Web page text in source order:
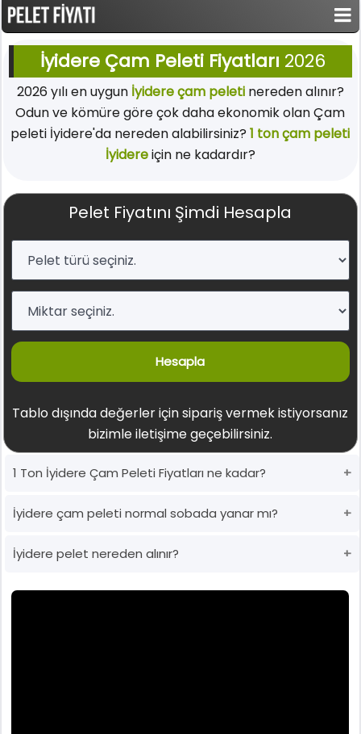
İyidere Çam Peleti Fiyatları 2026
2026 yılı en uygun İyidere çam peletinereden alınır?
Odun ve kömüre göre çok daha ekonomik olan Çam
peleti İyidere'da nereden alabilirsiniz?1 ton çam peleti
İyidereiçin ne kadardır?
Pelet Fiyatını Şimdi Hesapla
Hesapla
Tablo dışında değerler için sipariş vermek istiyorsanız
bizimle iletişime geçebilirsiniz.
1 Ton İyidere Çam Peleti Fiyatları ne kadar?
İyidere çam peleti normal sobada yanar mı?
İyidere pelet nereden alınır?